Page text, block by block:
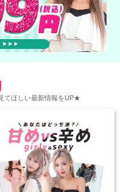
てほしい最新情報をUP★